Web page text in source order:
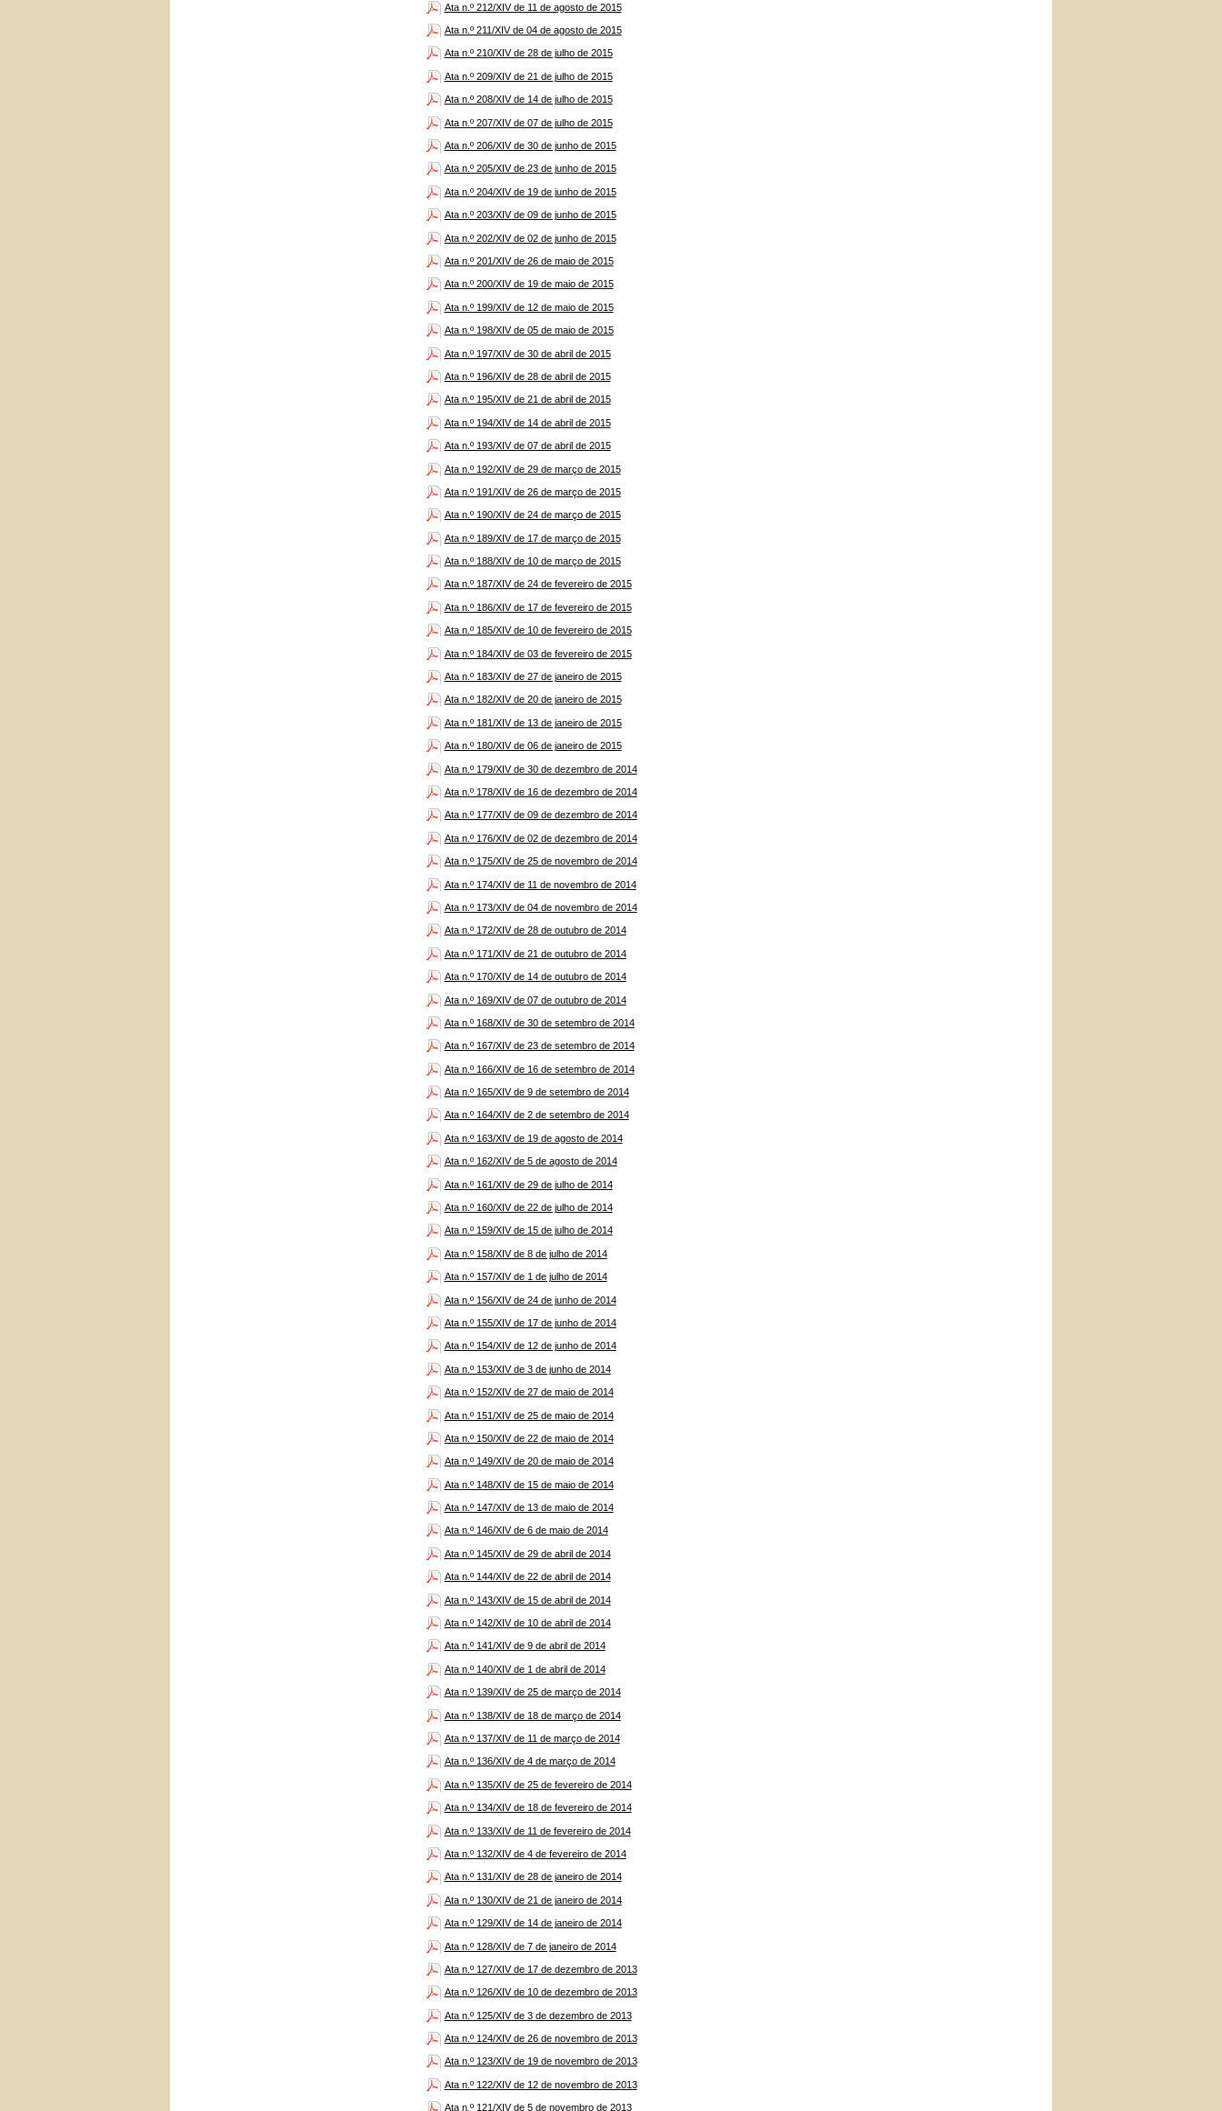
Ata n.º 212/XIV de 11 de agosto de 2015
Ata n.º 211/XIV de 04 de agosto de 2015
Ata n.º 210/XIV de 28 de julho de 2015
Ata n.º 209/XIV de 21 de julho de 2015
Ata n.º 208/XIV de 14 de julho de 2015
Ata n.º 207/XIV de 07 de julho de 2015
Ata n.º 206/XIV de 30 de junho de 2015
Ata n.º 205/XIV de 23 de junho de 2015
Ata n.º 204/XIV de 19 de junho de 2015
Ata n.º 203/XIV de 09 de junho de 2015
Ata n.º 202/XIV de 02 de junho de 2015
Ata n.º 201/XIV de 26 de maio de 2015
Ata n.º 200/XIV de 19 de maio de 2015
Ata n.º 199/XIV de 12 de maio de 2015
Ata n.º 198/XIV de 05 de maio de 2015
Ata n.º 197/XIV de 30 de abril de 2015
Ata n.º 196/XIV de 28 de abril de 2015
Ata n.º 195/XIV de 21 de abril de 2015
Ata n.º 194/XIV de 14 de abril de 2015
Ata n.º 193/XIV de 07 de abril de 2015
Ata n.º 192/XIV de 29 de março de 2015
Ata n.º 191/XIV de 26 de março de 2015
Ata n.º 190/XIV de 24 de março de 2015
Ata n.º 189/XIV de 17 de março de 2015
Ata n.º 188/XIV de 10 de março de 2015
Ata n.º 187/XIV de 24 de fevereiro de 2015
Ata n.º 186/XIV de 17 de fevereiro de 2015
Ata n.º 185/XIV de 10 de fevereiro de 2015
Ata n.º 184/XIV de 03 de fevereiro de 2015
Ata n.º 183/XIV de 27 de janeiro de 2015
Ata n.º 182/XIV de 20 de janeiro de 2015
Ata n.º 181/XIV de 13 de janeiro de 2015
Ata n.º 180/XIV de 06 de janeiro de 2015
Ata n.º 179/XIV de 30 de dezembro de 2014
Ata n.º 178/XIV de 16 de dezembro de 2014
Ata n.º 177/XIV de 09 de dezembro de 2014
Ata n.º 176/XIV de 02 de dezembro de 2014
Ata n.º 175/XIV de 25 de novembro de 2014
Ata n.º 174/XIV de 11 de novembro de 2014
Ata n.º 173/XIV de 04 de novembro de 2014
Ata n.º 172/XIV de 28 de outubro de 2014
Ata n.º 171/XIV de 21 de outubro de 2014
Ata n.º 170/XIV de 14 de outubro de 2014
Ata n.º 169/XIV de 07 de outubro de 2014
Ata n.º 168/XIV de 30 de setembro de 2014
Ata n.º 167/XIV de 23 de setembro de 2014
Ata n.º 166/XIV de 16 de setembro de 2014
Ata n.º 165/XIV de 9 de setembro de 2014
Ata n.º 164/XIV de 2 de setembro de 2014
Ata n.º 163/XIV de 19 de agosto de 2014
Ata n.º 162/XIV de 5 de agosto de 2014
Ata n.º 161/XIV de 29 de julho de 2014
Ata n.º 160/XIV de 22 de julho de 2014
Ata n.º 159/XIV de 15 de julho de 2014
Ata n.º 158/XIV de 8 de julho de 2014
Ata n.º 157/XIV de 1 de julho de 2014
Ata n.º 156/XIV de 24 de junho de 2014
Ata n.º 155/XIV de 17 de junho de 2014
Ata n.º 154/XIV de 12 de junho de 2014
Ata n.º 153/XIV de 3 de junho de 2014
Ata n.º 152/XIV de 27 de maio de 2014
Ata n.º 151/XIV de 25 de maio de 2014
Ata n.º 150/XIV de 22 de maio de 2014
Ata n.º 149/XIV de 20 de maio de 2014
Ata n.º 148/XIV de 15 de maio de 2014
Ata n.º 147/XIV de 13 de maio de 2014
Ata n.º 146/XIV de 6 de maio de 2014
Ata n.º 145/XIV de 29 de abril de 2014
Ata n.º 144/XIV de 22 de abril de 2014
Ata n.º 143/XIV de 15 de abril de 2014
Ata n.º 142/XIV de 10 de abril de 2014
Ata n.º 141/XIV de 9 de abril de 2014
Ata n.º 140/XIV de 1 de abril de 2014
Ata n.º 139/XIV de 25 de março de 2014
Ata n.º 138/XIV de 18 de março de 2014
Ata n.º 137/XIV de 11 de março de 2014
Ata n.º 136/XIV de 4 de março de 2014
Ata n.º 135/XIV de 25 de fevereiro de 2014
Ata n.º 134/XIV de 18 de fevereiro de 2014
Ata n.º 133/XIV de 11 de fevereiro de 2014
Ata n.º 132/XIV de 4 de fevereiro de 2014
Ata n.º 131/XIV de 28 de janeiro de 2014
Ata n.º 130/XIV de 21 de janeiro de 2014
Ata n.º 129/XIV de 14 de janeiro de 2014
Ata n.º 128/XIV de 7 de janeiro de 2014
Ata n.º 127/XIV de 17 de dezembro de 2013
Ata n.º 126/XIV de 10 de dezembro de 2013
Ata n.º 125/XIV de 3 de dezembro de 2013
Ata n.º 124/XIV de 26 de novembro de 2013
Ata n.º 123/XIV de 19 de novembro de 2013
Ata n.º 122/XIV de 12 de novembro de 2013
Ata n.º 121/XIV de 5 de novembro de 2013